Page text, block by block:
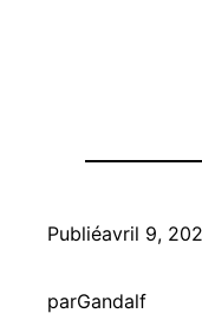
Publiéavril 9,
parGandalf